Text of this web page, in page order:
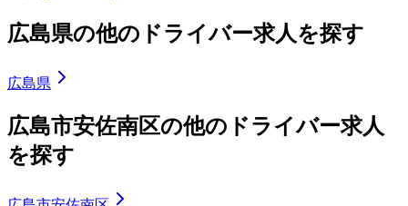
広島県の他のドライバー求人を探す
広島県
広島市安佐南区の他のドライバー求人
を探す